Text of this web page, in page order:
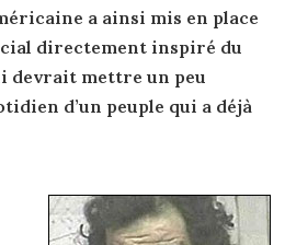
a ainsi mis en place
directement inspiré du
devrait mettre un peu
d’un peuple qui a déjà